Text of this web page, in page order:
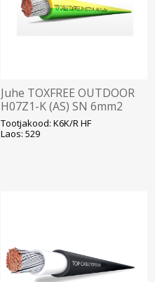
Juhe TOXFREE OUTDOOR
H07Z1-K (AS) SN 6mm2
KORO B2ca R100 SOLAR
Tootjakood: K6K/R HF
Laos: 529